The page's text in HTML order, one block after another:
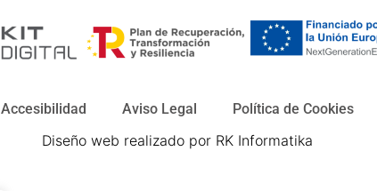
Accesibilidad Aviso Legal Política de Cookies
Diseño web realizado por RK Informatika